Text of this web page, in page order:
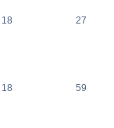
18 27
18 59